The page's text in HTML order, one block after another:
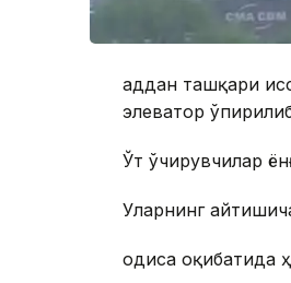
Ҳаддан ташқари
элеватор
Ўт ўчирувчилар
Уларнинг
Ҳодиса оқибатида